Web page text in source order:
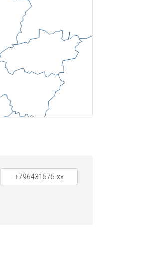
+796431575-xx